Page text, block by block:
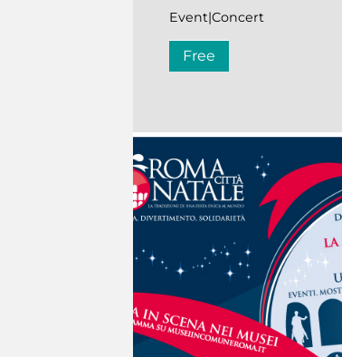
Event|Concert
Free